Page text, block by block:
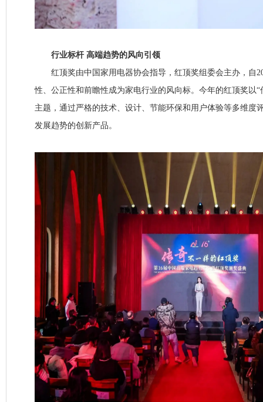
行业标杆 高端趋势的风向引领
红顶奖由中国家用电器协会指导，红顶奖组委会主办，自
性、公正性和前瞻性成为家电行业的风向标。今年的红顶奖以
主题，通过严格的技术、设计、节能环保和用户体验等多维度
发展趋势的创新产品。